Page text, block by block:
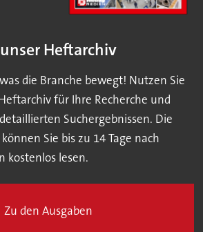
Heftarchiv
die Branche bewegt! Nutzen Sie
für Ihre Recherche und
Suchergebnissen. Die
Sie bis zu 14 Tage nach
kostenlos lesen.
Zu den Ausgaben